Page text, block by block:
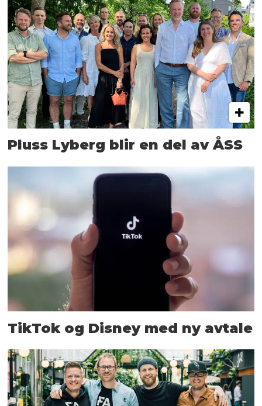
Pluss Lyberg blir en del av ÅSS
TikTok og Disney med ny avtale